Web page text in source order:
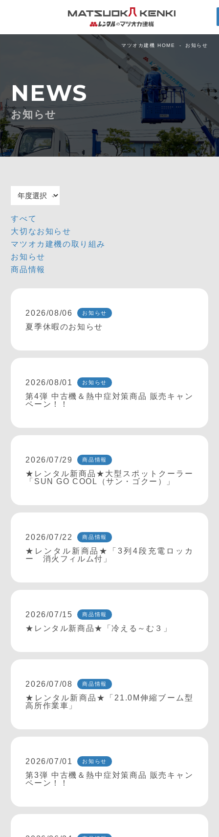
マツオカ建機 HOME お知らせ
NEWS
お知らせ
すべて
大切なお知らせ
マツオカ建機の取り組み
お知らせ
商品情報
2026/08/06 お知らせ
夏季休暇のお知らせ
2026/08/01 お知らせ
第4弾 中古機＆熱中症対策商品 販売キャン
ペーン！！
2026/07/29 商品情報
★レンタル新商品★大型スポットクーラー
「SUN GO COOL（サン・ゴクー）」
2026/07/22 商品情報
★レンタル新商品★「3列4段充電ロッカ
ー 消火フィルム付」
2026/07/15 商品情報
★レンタル新商品★「冷える～む３」
2026/07/08 商品情報
★レンタル新商品★「21.0M伸縮ブーム型
高所作業車」
2026/07/01 お知らせ
第3弾 中古機＆熱中症対策商品 販売キャン
ペーン！！